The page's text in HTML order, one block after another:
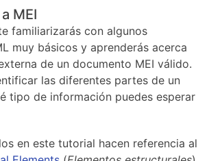
versions
MEI
familiarizarás con algunos
muy básicos y aprenderás acerca
de un documento MEI válido.
las diferentes partes de un
tipo de información puedes esperar
en este tutorial hacen referencia al